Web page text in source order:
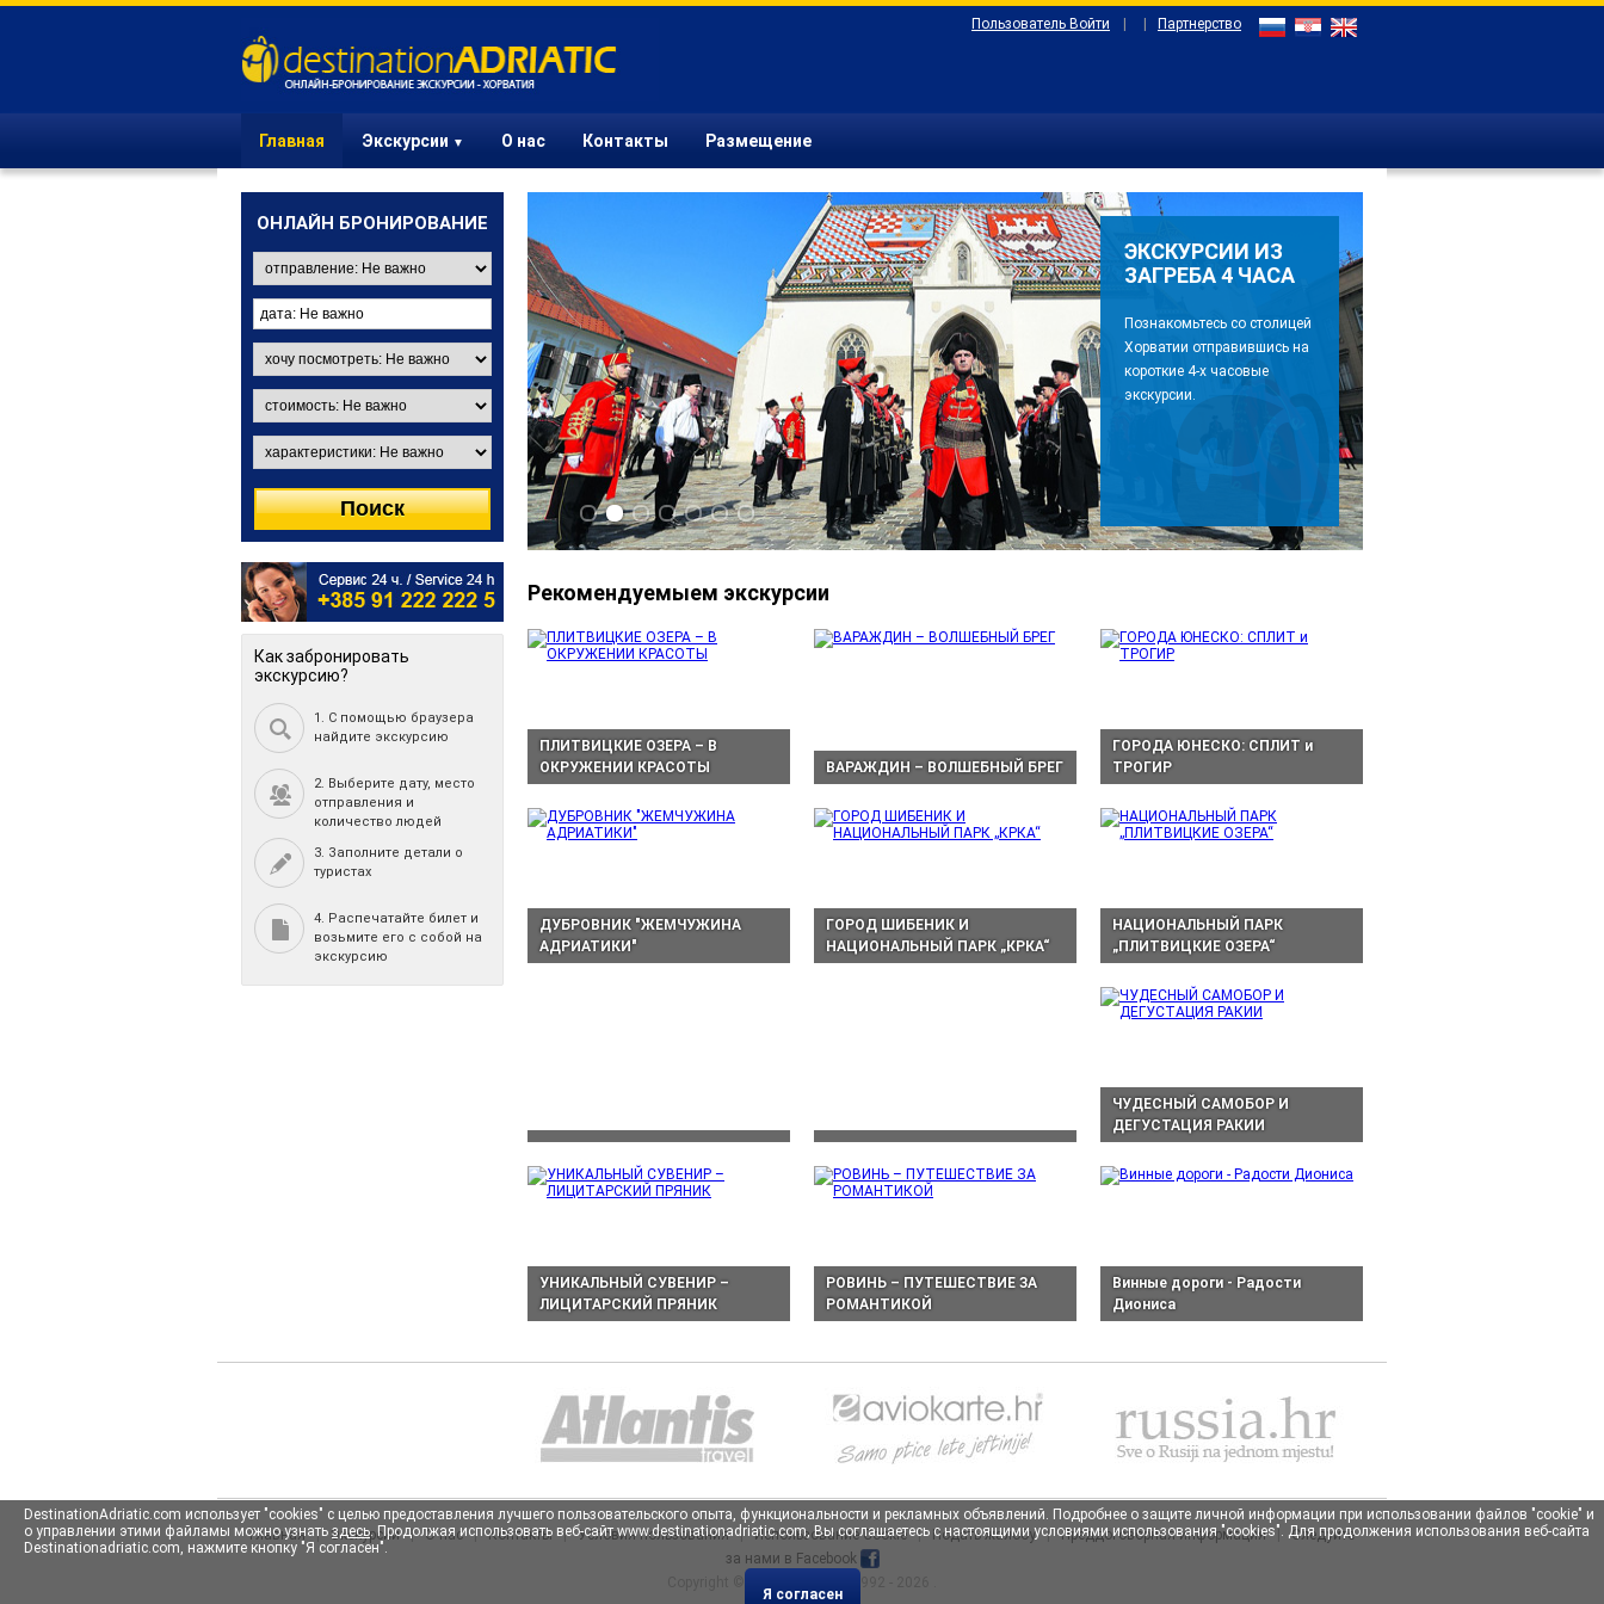
Пользователь Войти Партнерство
Главная Экскурсии ▼ О нас Контакты Размещение
ОНЛАЙН БРОНИРОВАНИЕ
ЭКСКУРСИИ ИЗ
ЗАГРЕБА
Вы в Загребе? Выберите
одну из интересных
экскурсий и порадуйте
партнеров.
ЭКСКУРСИИ ИЗ
ЗАГРЕБА 4 ЧАСА
Познакомьтесь со столицей
Хорватии отправившись на
короткие 4-х часовые
экскурсии.
Как забронировать
экскурсию?
1. С помощью браузера
найдите экскурсию
2. Выберите дату, место
отправления и
количество людей
3. Заполните детали о
туристах
4. Распечатайте билет и
возьмите его с собой на
экскурсию
Рекомендуемыем экскурсии
ПЛИТВИЦКИЕ ОЗЕРА – В
ОКРУЖЕНИИ КРАСОТЫ
ВАРАЖДИН – ВОЛШЕБНЫЙ БРЕГ
ГОРОДА ЮНЕСКО: СПЛИТ и
ТРОГИР
ДУБРОВНИК "ЖЕМЧУЖИНА
АДРИАТИКИ"
ГОРОД ШИБЕНИК И
НАЦИОНАЛЬНЫЙ ПАРК „КРКА“
НАЦИОНАЛЬНЫЙ ПАРК
„ПЛИТВИЦКИЕ ОЗЕРА“
ЧУДЕСНЫЙ САМОБОР И
ДЕГУСТАЦИЯ РАКИИ
УНИКАЛЬНЫЙ СУВЕНИР –
ЛИЦИТАРСКИЙ ПРЯНИК
РОВИНЬ – ПУТЕШЕСТВИЕ ЗА
РОМАНТИКОЙ
Винные дороги - Радости
Диониса
DestinationAdriatic.com использует "cookies" с целью предоставления лучшего пользовательского опыта, функциональности и рекламных объявлений. Подробнее о защите личной информации при использовании файлов "cookie" и
о управлении этими файламы можно узнать здесь. Продолжая использовать веб-сайт www.destinationadriatic.com, Вы соглашаетесь с настоящими условиями использования "cookies". Для продолжения использования веб-сайта
Destinationadriatic.com, нажмите кнопку "Я согласен".
Я согласен
Главная| Экскурсии|О нас|Контакты |Условия пользования|Использование Cookie| Подать жалобу|Преддоговорная информация|Следуйте
за нами в Facebook